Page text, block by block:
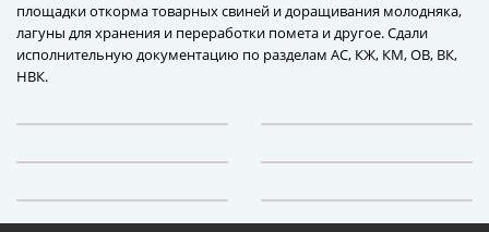
площадки откорма товарных свиней и доращивания молодняка,
лагуны для хранения и переработки помета и другое. Сдали
исполнительную документацию по разделам АС, КЖ, КМ, ОВ, ВК,
НВК.